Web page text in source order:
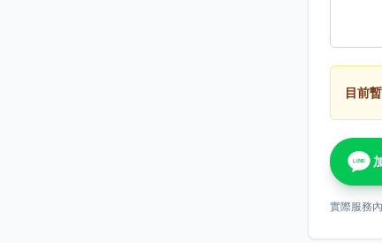
目前
LINE
實際服務